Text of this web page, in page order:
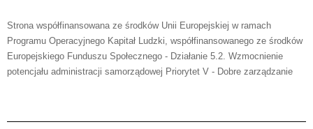
Strona współfinansowana ze środków Unii Europejskiej w ramach
Programu Operacyjnego Kapitał Ludzki, współfinansowanego ze środków
Europejskiego Funduszu Społecznego - Działanie 5.2. Wzmocnienie
potencjału administracji samorządowej Priorytet V - Dobre zarządzanie